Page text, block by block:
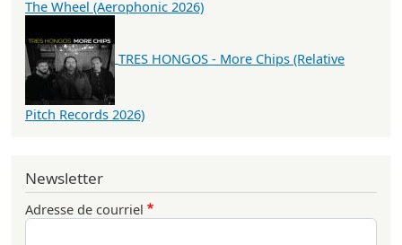
The Wheel (Aerophonic 2026)
TRES HONGOS - More Chips (Relative
Pitch Records 2026)
Newsletter
Adresse de courriel